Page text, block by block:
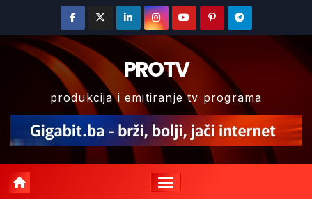
content
PROTV
produkcija i emitiranje tv programa